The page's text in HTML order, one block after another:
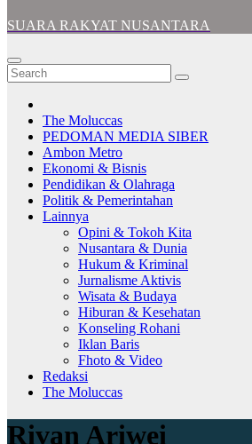
SUARA RAKYAT NUSANTARA
The Moluccas
PEDOMAN MEDIA SIBER
Ambon Metro
Ekonomi & Bisnis
Pendidikan & Olahraga
Politik & Pemerintahan
Lainnya
Opini & Tokoh Kita
Nusantara & Dunia
Hukum & Kriminal
Jurnalisme Aktivis
Wisata & Budaya
Hiburan & Kesehatan
Konseling Rohani
Iklan Baris
Fhoto & Video
Redaksi
The Moluccas
Rivan Ariwei